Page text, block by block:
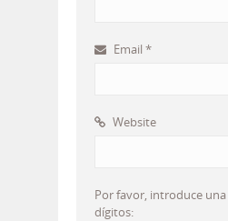
Email *
Website
Por favor, introduce
dígitos: